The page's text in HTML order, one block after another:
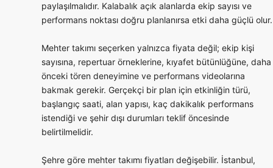
paylaşılmalıdır. Kalabalık açık alanlarda ekip sayısı ve
performans noktası doğru planlanırsa etki daha güçlü olur.
Mehter takımı seçerken yalnızca fiyata değil; ekip kişi
sayısına, repertuar örneklerine, kıyafet bütünlüğüne, daha
önceki tören deneyimine ve performans videolarına
bakmak gerekir. Gerçekçi bir plan için etkinliğin türü,
başlangıç saati, alan yapısı, kaç dakikalık performans
istendiği ve şehir dışı durumları teklif öncesinde
belirtilmelidir.
Şehre göre mehter takımı fiyatları değişebilir. İstanbul,